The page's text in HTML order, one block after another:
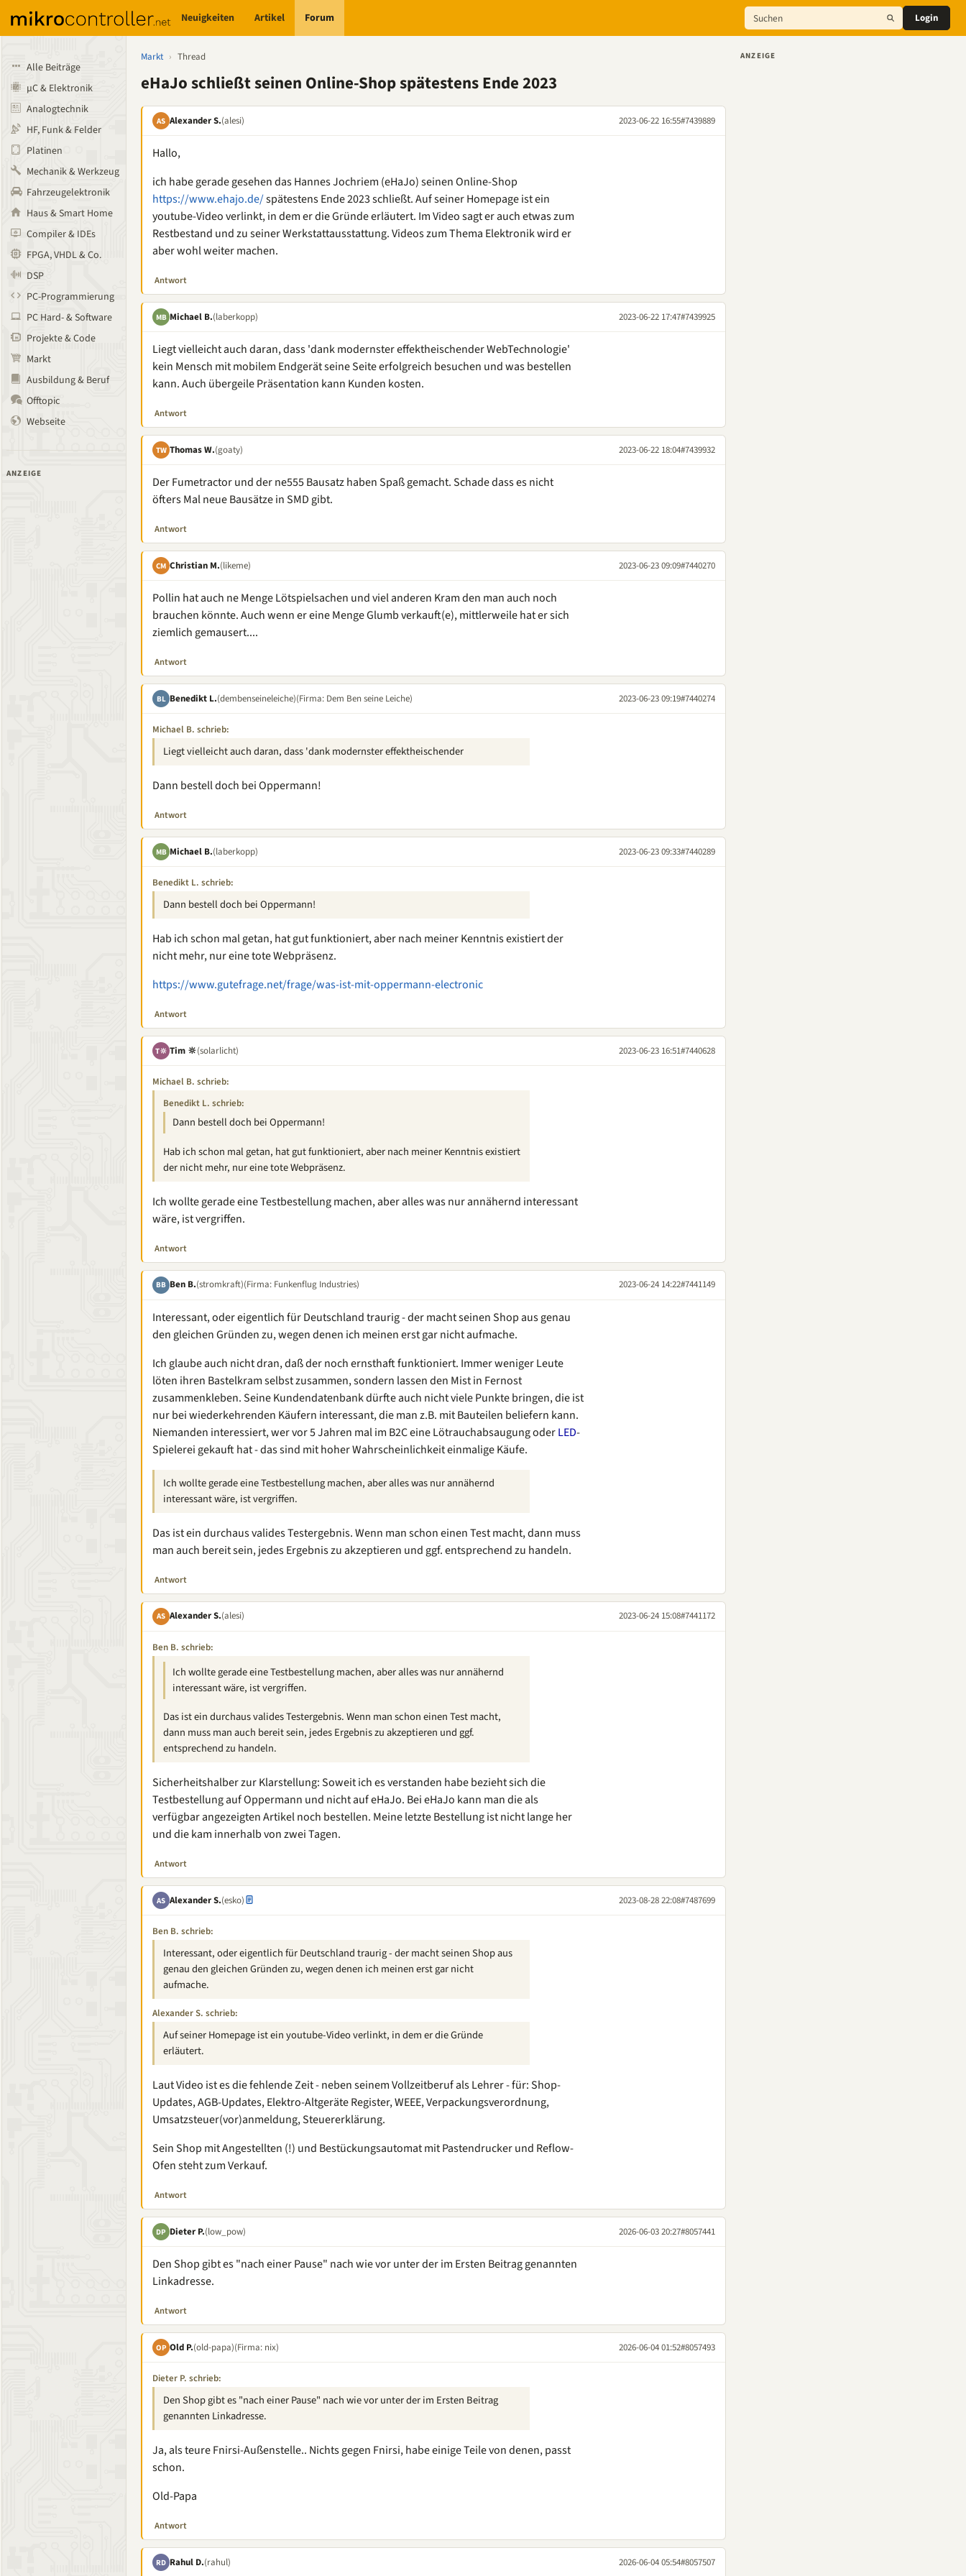
Neuigkeiten Artikel Forum Login
Alle Beiträge
µC & Elektronik
Analogtechnik
HF, Funk & Felder
Platinen
Mechanik & Werkzeug
Fahrzeugelektronik
Haus & Smart Home
Compiler & IDEs
FPGA, VHDL & Co.
DSP
PC-Programmierung
PC Hard- & Software
Projekte & Code
Markt
Ausbildung & Beruf
Offtopic
Webseite
ANZEIGE
Markt › Thread
eHaJo schließt seinen Online-Shop spätestens Ende 2023
AS Alexander S.(alesi) 2023-06-22 16:55#7439889
Hallo,
ich habe gerade gesehen das Hannes Jochriem (eHaJo) seinen Online-Shop
https://www.ehajo.de/spätestens Ende 2023 schließt. Auf seiner Homepage ist ein
youtube-Video verlinkt, in dem er die Gründe erläutert. Im Video sagt er auch etwas zum
Restbestand und zu seiner Werkstattausstattung. Videos zum Thema Elektronik wird er
aber wohl weiter machen.
Antwort
MB Michael B.(laberkopp) 2023-06-22 17:47#7439925
Liegt vielleicht auch daran, dass 'dank modernster effektheischender WebTechnologie'
kein Mensch mit mobilem Endgerät seine Seite erfolgreich besuchen und was bestellen
kann. Auch übergeile Präsentation kann Kunden kosten.
Antwort
TW Thomas W.(goaty) 2023-06-22 18:04#7439932
Der Fumetractor und der ne555 Bausatz haben Spaß gemacht. Schade dass es nicht
öfters Mal neue Bausätze in SMD gibt.
Antwort
CM Christian M.(likeme) 2023-06-23 09:09#7440270
Pollin hat auch ne Menge Lötspielsachen und viel anderen Kram den man auch noch
brauchen könnte. Auch wenn er eine Menge Glumb verkauft(e), mittlerweile hat er sich
ziemlich gemausert....
Antwort
BL Benedikt L.(dembenseineleiche)(Firma: Dem Ben seine Leiche) 2023-06-23 09:19#7440274
Michael B. schrieb:
Liegt vielleicht auch daran, dass 'dank modernster effektheischender
Dann bestell doch bei Oppermann!
Antwort
MB Michael B.(laberkopp) 2023-06-23 09:33#7440289
Benedikt L. schrieb:
Dann bestell doch bei Oppermann!
Hab ich schon mal getan, hat gut funktioniert, aber nach meiner Kenntnis existiert der
nicht mehr, nur eine tote Webpräsenz.
https://www.gutefrage.net/frage/was-ist-mit-oppermann-electronic
Antwort
T🔆 Tim 🔆(solarlicht) 2023-06-23 16:51#7440628
Michael B. schrieb:
Benedikt L. schrieb:
Dann bestell doch bei Oppermann!
Hab ich schon mal getan, hat gut funktioniert, aber nach meiner Kenntnis existiert
der nicht mehr, nur eine tote Webpräsenz.
Ich wollte gerade eine Testbestellung machen, aber alles was nur annähernd interessant
wäre, ist vergriffen.
Antwort
BB Ben B.(stromkraft)(Firma: Funkenflug Industries) 2023-06-24 14:22#7441149
Interessant, oder eigentlich für Deutschland traurig - der macht seinen Shop aus genau
den gleichen Gründen zu, wegen denen ich meinen erst gar nicht aufmache.
Ich glaube auch nicht dran, daß der noch ernsthaft funktioniert. Immer weniger Leute
löten ihren Bastelkram selbst zusammen, sondern lassen den Mist in Fernost
zusammenkleben. Seine Kundendatenbank dürfte auch nicht viele Punkte bringen, die ist
nur bei wiederkehrenden Käufern interessant, die man z.B. mit Bauteilen beliefern kann.
Niemanden interessiert, wer vor 5 Jahren mal im B2C eine Lötrauchabsaugung oderLED-
Spielerei gekauft hat - das sind mit hoher Wahrscheinlichkeit einmalige Käufe.
Ich wollte gerade eine Testbestellung machen, aber alles was nur annähernd
interessant wäre, ist vergriffen.
Das ist ein durchaus valides Testergebnis. Wenn man schon einen Test macht, dann muss
man auch bereit sein, jedes Ergebnis zu akzeptieren und ggf. entsprechend zu handeln.
Antwort
AS Alexander S.(alesi) 2023-06-24 15:08#7441172
Ben B. schrieb:
Ich wollte gerade eine Testbestellung machen, aber alles was nur annähernd
interessant wäre, ist vergriffen.
Das ist ein durchaus valides Testergebnis. Wenn man schon einen Test macht,
dann muss man auch bereit sein, jedes Ergebnis zu akzeptieren und ggf.
entsprechend zu handeln.
Sicherheitshalber zur Klarstellung: Soweit ich es verstanden habe bezieht sich die
Testbestellung auf Oppermann und nicht auf eHaJo. Bei eHaJo kann man die als
verfügbar angezeigten Artikel noch bestellen. Meine letzte Bestellung ist nicht lange her
und die kam innerhalb von zwei Tagen.
Antwort
AS Alexander S.(esko) 2023-08-28 22:08#7487699
Ben B. schrieb:
Interessant, oder eigentlich für Deutschland traurig - der macht seinen Shop aus
genau den gleichen Gründen zu, wegen denen ich meinen erst gar nicht
aufmache.
Alexander S. schrieb:
Auf seiner Homepage ist ein youtube-Video verlinkt, in dem er die Gründe
erläutert.
Laut Video ist es die fehlende Zeit - neben seinem Vollzeitberuf als Lehrer - für: Shop-
Updates, AGB-Updates, Elektro-Altgeräte Register, WEEE, Verpackungsverordnung,
Umsatzsteuer(vor)anmeldung, Steuererklärung.
Sein Shop mit Angestellten (!) und Bestückungsautomat mit Pastendrucker und Reflow-
Ofen steht zum Verkauf.
Antwort
DP Dieter P.(low_pow) 2026-06-03 20:27#8057441
Den Shop gibt es "nach einer Pause" nach wie vor unter der im Ersten Beitrag genannten
Linkadresse.
Antwort
OP Old P.(old-papa)(Firma: nix) 2026-06-04 01:52#8057493
Dieter P. schrieb:
Den Shop gibt es "nach einer Pause" nach wie vor unter der im Ersten Beitrag
genannten Linkadresse.
Ja, als teure Fnirsi-Außenstelle.. Nichts gegen Fnirsi, habe einige Teile von denen, passt
schon.
Old-Papa
Antwort
RD Rahul D.(rahul) 2026-06-04 05:54#8057507
ANZEIGE